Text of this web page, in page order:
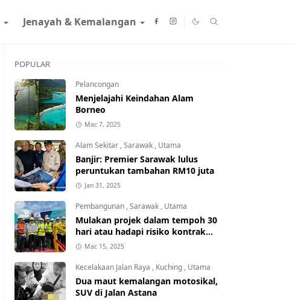
Jenayah & Kemalangan
POPULAR
Pelancongan
Menjelajahi Keindahan Alam
Borneo
Mac 7, 2025
Alam Sekitar ,Sarawak , Utama
Banjir: Premier Sarawak lulus
peruntukan tambahan RM10 juta
Jan 31, 2025
Pembangunan ,Sarawak , Utama
Mulakan projek dalam tempoh 30
hari atau hadapi risiko kontrak
ditamatkan
Mac 15, 2025
Kecelakaan Jalan Raya , Kuching , Utama
Dua maut kemalangan motosikal,
SUV di Jalan Astana